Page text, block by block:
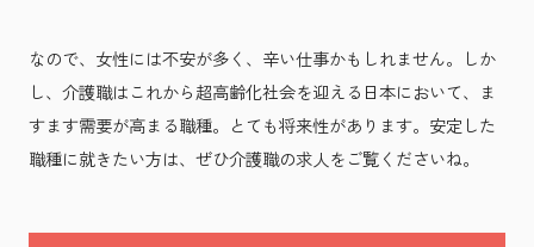
なので、女性には不安が多く、辛い仕事かもしれません。しか
し、介護職はこれから超高齢化社会を迎える日本において、ま
すます需要が高まる職種。とても将来性があります。安定した
職種に就きたい方は、ぜひ介護職の求人をご覧くださいね。